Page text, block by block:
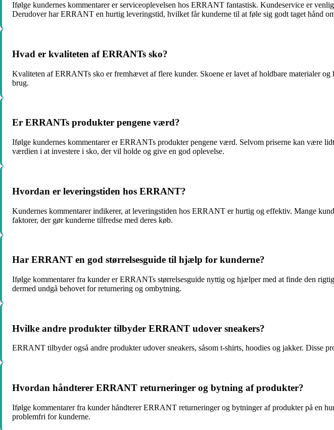
Ifølge kundernes kommentarer er serviceoplevelsen hos ERRANT fantastisk. Kundeservice er
Derudover har ERRANT en hurtig leveringstid, hvilket får kunderne til at føle sig godt taget hånd
Hvad er kvaliteten af ERRANTs sko?
Kvaliteten af ERRANTs sko er fremhævet af flere kunder. Skoene er lavet af holdbare materialer
brug.
Er ERRANTs produkter pengene værd?
Ifølge kundernes kommentarer er ERRANTs produkter pengene værd. Selvom priserne kan være
værdien i at investere i sko, der vil holde og give en god oplevelse.
Hvordan er leveringstiden hos ERRANT?
Kundernes kommentarer indikerer, at leveringstiden hos ERRANT er hurtig og effektiv. Mange
faktorer, der gør kunderne tilfredse med deres køb.
Har ERRANT en god størrelsesguide til hjælp for kunderne?
Ifølge kommentarer fra kunder er ERRANTs størrelsesguide nyttig og hjælper med at finde den
dermed undgå behovet for returnering og ombytning.
Hvilke andre produkter tilbyder ERRANT udover sneakers?
ERRANT tilbyder også andre produkter udover sneakers, såsom t-shirts, hoodies og jakker. Disse
Hvordan håndterer ERRANT returneringer og bytning af produkter?
Ifølge kommentarer fra kunder håndterer ERRANT returneringer og bytninger af produkter på en
problemfri for kunderne.